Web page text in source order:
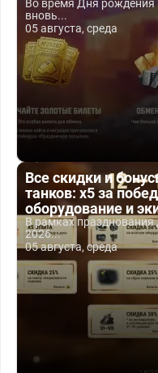
Во время Дня рождения
вновь...
05 августа, среда
Все скидки и
танков: x5 за
оборудование и
В рамках
2026...
05 августа, среда